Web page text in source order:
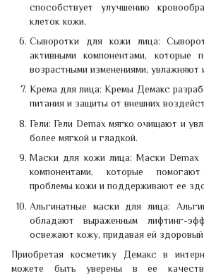
способствует улучшению
клеток кожи.
Сыворотки для кожи лица:
активными компонентами, которые
возрастными изменениями, увлажняют
Крема для лица: Кремы Демакс
питания и защиты от внешних
Гели: Гели Demax мягко очищают и
более мягкой и гладкой.
Маски для кожи лица: Маски Demax
компонентами, которые
проблемы кожи и поддерживают ее
Альгинатные маски для лица:
обладают выраженным лифтинг-
освежают кожу, придавая ей
Приобретая косметику Демакс в
можете быть уверены в ее